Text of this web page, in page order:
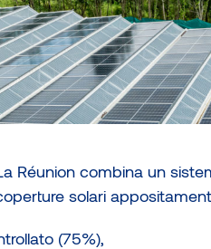
l’esempio
Réunion combina un
solari
(75%),